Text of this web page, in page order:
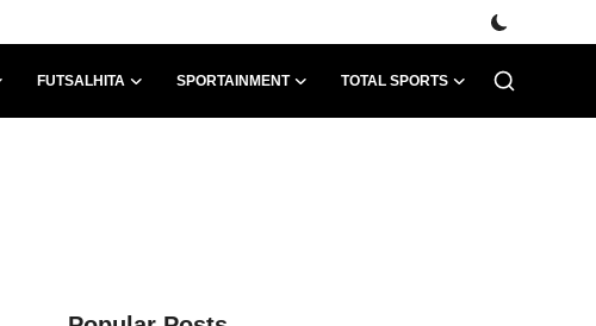
FUTSALHITA SPORTAINMENT TOTAL SPORTS